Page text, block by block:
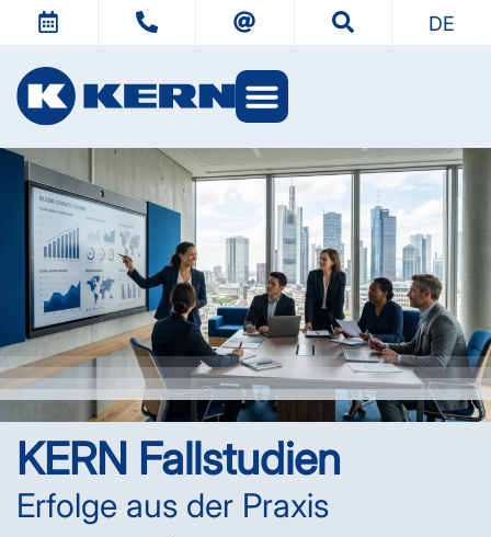
DE
KERN Fallstudien
Erfolge aus der Praxis